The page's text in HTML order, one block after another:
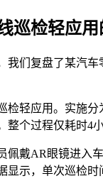
巡检轻应用
我们复盘了某汽
检轻应用。实施
个过程仅耗时4
佩戴AR眼镜进
示，单次巡检时